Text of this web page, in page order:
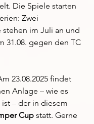
Die Spiele starten
Zwei
stehen im Juli an und
31.08. gegen den TC
23.08.2025 findet
Anlage – wie es
– der in diesem
Cup statt. Gerne